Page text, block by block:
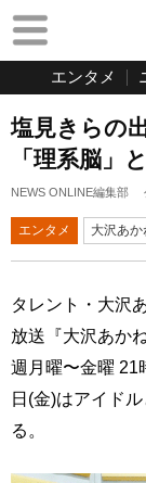
エンタメ
塩見きらの
「理系脳」
NEWS ONLINE編集部
エンタメ 大沢あか
タレント・大沢
放送『大沢あか
週月曜〜金曜 21
日(金)はアイド
る。